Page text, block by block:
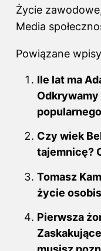
Życie
Media
Powiązane
Ile lat ma
Czy wiek
tajemnicę?
Tomasz
życie
Pierwsza